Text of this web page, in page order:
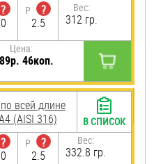
?
P
?
2.5
Вес:
312 гр.
Цена:
46коп.
всей длине
(AISI 316)
?
P
?
2.5
Вес:
332.8 гр.
В СПИСОК